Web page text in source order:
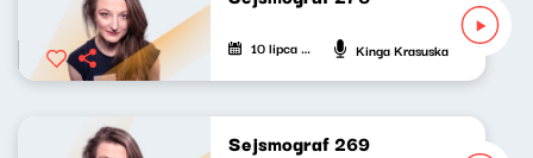
10 lipca 2026 Kinga Krasuska
Sejsmograf 269